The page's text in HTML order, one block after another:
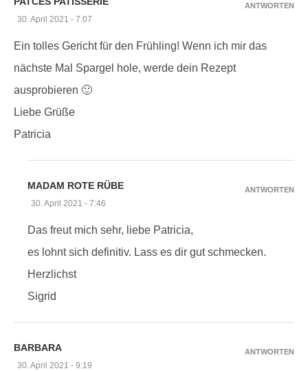
30. April 2021 - 7:07
Ein tolles Gericht für den Frühling! Wenn ich mir das
nächste Mal Spargel hole, werde dein Rezept
ausprobieren 🙂
Liebe Grüße
Patricia
ANTWORTEN
MADAM ROTE RÜBE
30. April 2021 - 7:46
Das freut mich sehr, liebe Patricia,
es lohnt sich definitiv. Lass es dir gut schmecken.
Herzlichst
Sigrid
ANTWORTEN
BARBARA
30. April 2021 - 9:19
ANTWORTEN